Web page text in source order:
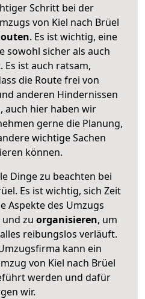
Schritt bei der
von Kiel nach Brüel
. Es ist wichtig, eine
sowohl sicher als auch
Es ist auch ratsam,
die Route frei von
anderen Hindernissen
auch hier haben wir
gerne die Planung,
wichtige Sachen
können.
Dinge zu beachten bei
Es ist wichtig, sich Zeit
Aspekte des Umzugs
und zu organisieren, um
reibungslos verläuft.
kann ein
von Kiel nach Brüel
werden und dafür
wir.